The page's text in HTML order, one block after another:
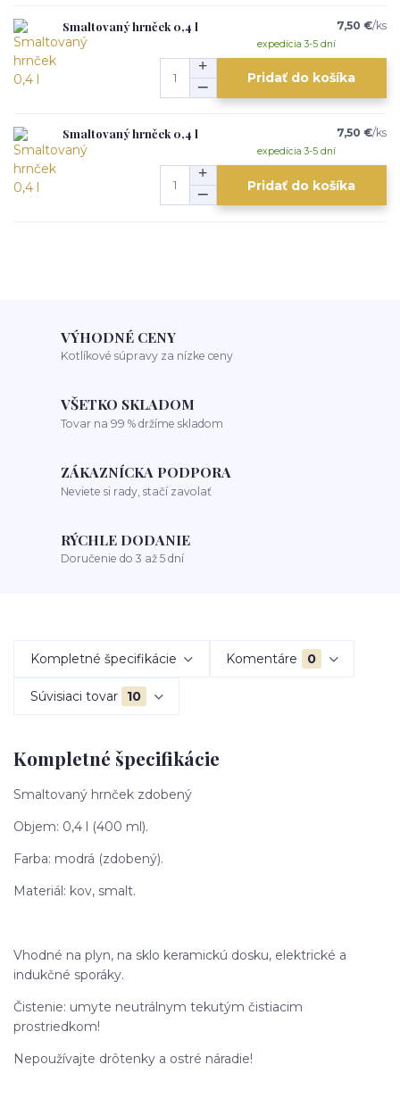
Smaltovaný hrnček 0,4 l 7,50 €/ks
expedícia 3-5 dní
Pridať do košíka
Smaltovaný hrnček 0,4 l 7,50 €/ks
expedícia 3-5 dní
Pridať do košíka
VÝHODNÉ CENY
Kotlíkové súpravy za nízke ceny
VŠETKO SKLADOM
Tovar na 99 % držíme skladom
ZÁKAZNÍCKA PODPORA
Neviete si rady, stačí zavolať
RÝCHLE DODANIE
Doručenie do 3 až 5 dní
Kompletné špecifikácie Komentáre 0
Súvisiaci tovar 10
Kompletné špecifikácie
Smaltovaný hrnček zdobený
Objem: 0,4 l (400 ml).
Farba: modrá (zdobený).
Materiál: kov, smalt.
Vhodné na plyn, na sklo keramickú dosku, elektrické a
indukčné sporáky.
Čistenie: umyte neutrálnym tekutým čistiacim
prostriedkom!
Nepoužívajte drôtenky a ostré náradie!